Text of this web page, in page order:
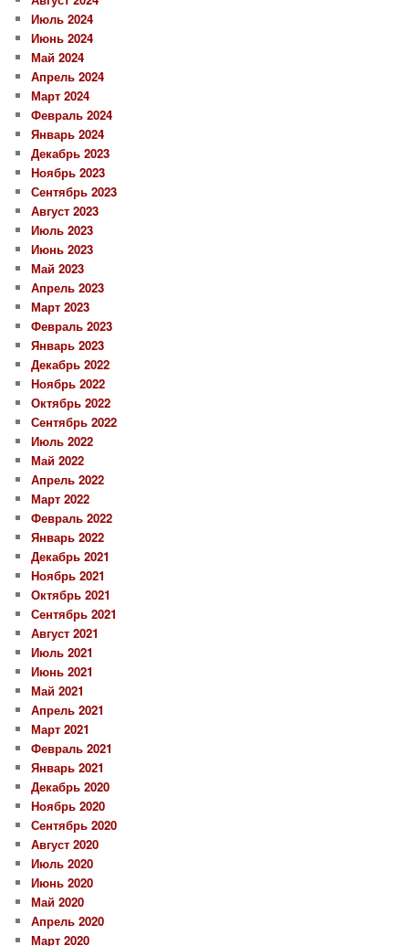
Июль 2024
Июнь 2024
Май 2024
Апрель 2024
Март 2024
Февраль 2024
Январь 2024
Декабрь 2023
Ноябрь 2023
Сентябрь 2023
Август 2023
Июль 2023
Июнь 2023
Май 2023
Апрель 2023
Март 2023
Февраль 2023
Январь 2023
Декабрь 2022
Ноябрь 2022
Октябрь 2022
Сентябрь 2022
Июль 2022
Май 2022
Апрель 2022
Март 2022
Февраль 2022
Январь 2022
Декабрь 2021
Ноябрь 2021
Октябрь 2021
Сентябрь 2021
Август 2021
Июль 2021
Июнь 2021
Май 2021
Апрель 2021
Март 2021
Февраль 2021
Январь 2021
Декабрь 2020
Ноябрь 2020
Сентябрь 2020
Август 2020
Июль 2020
Июнь 2020
Май 2020
Апрель 2020
Март 2020